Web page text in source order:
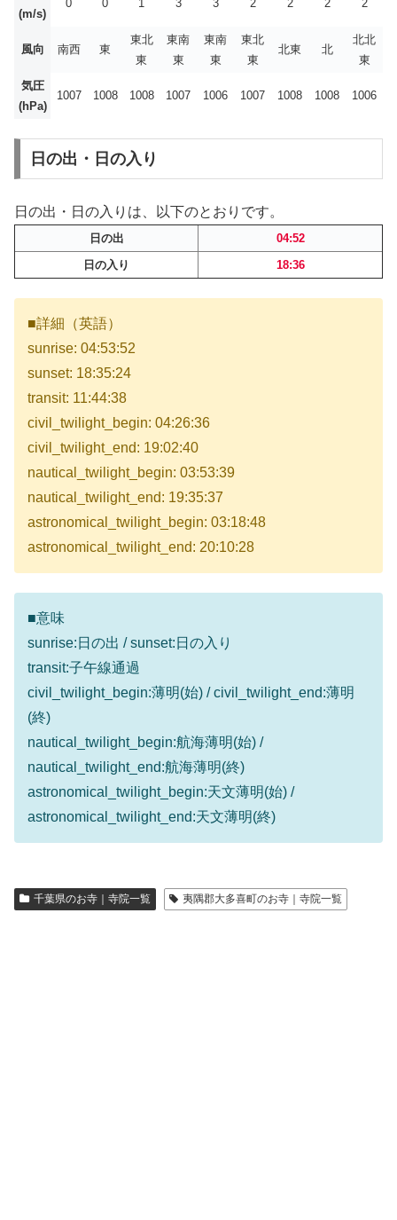
(m/s)
0 0 1 3 3 2 2 2 2
風向 南西 東
東北
東
東南
東
東南
東
東北
東
北東 北
北北
東
気圧
(hPa)
1007 1008 1008 1007 1006 1007 1008 1008 1006
日の出・日の入り
日の出・日の入りは、以下のとおりです。
日の出
04:52
日の入り
18:36
■詳細（英語）
sunrise: 04:53:52
sunset: 18:35:24
transit: 11:44:38
civil_twilight_begin: 04:26:36
civil_twilight_end: 19:02:40
nautical_twilight_begin: 03:53:39
nautical_twilight_end: 19:35:37
astronomical_twilight_begin: 03:18:48
astronomical_twilight_end: 20:10:28
■意味
sunrise:日の出 / sunset:日の入り
transit:子午線通過
civil_twilight_begin:薄明(始) / civil_twilight_end:薄明
(終)
nautical_twilight_begin:航海薄明(始) /
nautical_twilight_end:航海薄明(終)
astronomical_twilight_begin:天文薄明(始) /
astronomical_twilight_end:天文薄明(終)
千葉県のお寺｜寺院一覧 夷隅郡大多喜町のお寺｜寺院一覧